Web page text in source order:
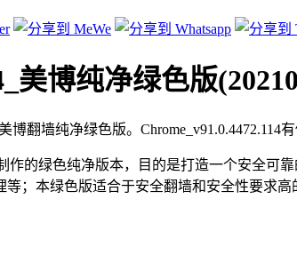
美博纯净绿色版
美博翻墙纯净绿色版。
的绿色纯净版本，目的是打造一个安全可
；本绿色版适合于安全翻墙和安全性要求